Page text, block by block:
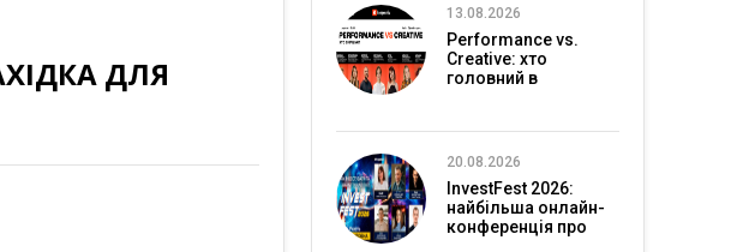
ДЛЯ
13.08.2026
Performance vs.
Creative: хто
головний в
20.08.2026
InvestFest 2026:
найбільша онлайн-
конференція про